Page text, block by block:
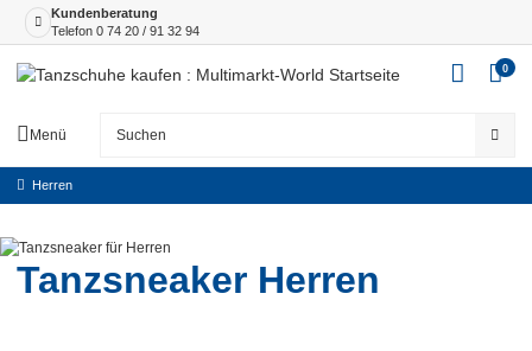
Kundenberatung
Telefon 0 74 20 / 91 32 94
Menü
0
Herren
Tanzsneaker Herren